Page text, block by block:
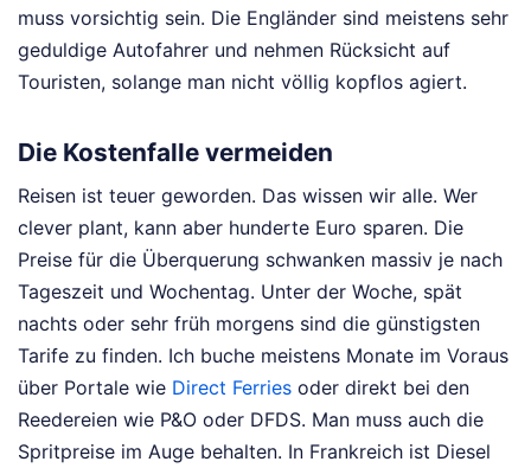
muss vorsichtig sein. Die Engländer sind meistens sehr
geduldige Autofahrer und nehmen Rücksicht auf
Touristen, solange man nicht völlig kopflos agiert.
Die Kostenfalle vermeiden
Reisen ist teuer geworden. Das wissen wir alle. Wer
clever plant, kann aber hunderte Euro sparen. Die
Preise für die Überquerung schwanken massiv je nach
Tageszeit und Wochentag. Unter der Woche, spät
nachts oder sehr früh morgens sind die günstigsten
Tarife zu finden. Ich buche meistens Monate im Voraus
über Portale wie Direct Ferries oder direkt bei den
Reedereien wie P&O oder DFDS. Man muss auch die
Spritpreise im Auge behalten. In Frankreich ist Diesel